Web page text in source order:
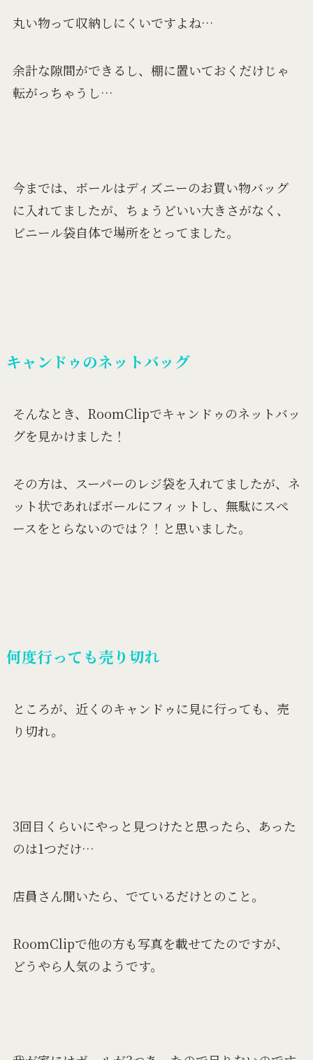
丸い物って収納しにくいですよね…
余計な隙間ができるし、棚に置いておくだけじゃ
転がっちゃうし…
今までは、ボールはディズニーのお買い物バッグ
に入れてましたが、ちょうどいい大きさがなく、
ビニール袋自体で場所をとってました。
キャンドゥのネットバッグ
そんなとき、RoomClipでキャンドゥのネットバッ
グを見かけました！
その方は、スーパーのレジ袋を入れてましたが、ネ
ット状であればボールにフィットし、無駄にスペ
ースをとらないのでは？！と思いました。
何度行っても売り切れ
ところが、近くのキャンドゥに見に行っても、売
り切れ。
3回目くらいにやっと見つけたと思ったら、あった
のは1つだけ…
店員さん聞いたら、でているだけとのこと。
RoomClipで他の方も写真を載せてたのですが、
どうやら人気のようです。